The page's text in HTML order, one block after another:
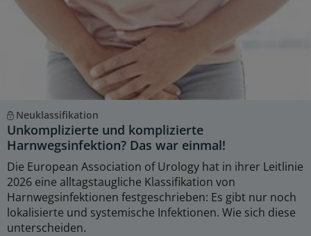
Neuklassifikation
Unkomplizierte und komplizierte
Harnwegsinfektion? Das war einmal!
Die European Association of Urology hat in ihrer Leitlinie
2026 eine alltagstaugliche Klassifikation von
Harnwegsinfektionen festgeschrieben: Es gibt nur noch
lokalisierte und systemische Infektionen. Wie sich diese
unterscheiden.